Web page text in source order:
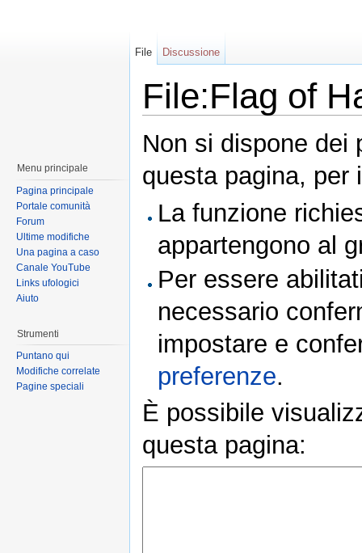
File:Flag of
Non si dispone dei
questa pagina, per
La funzione
appartengono al
Per essere
necessario
impostare e
preferenze.
È possibile
questa pagina:
File Discussione
Menu principale
Pagina principale
Portale comunità
Forum
Ultime modifiche
Una pagina a caso
Canale YouTube
Links ufologici
Aiuto
Strumenti
Puntano qui
Modifiche correlate
Pagine speciali